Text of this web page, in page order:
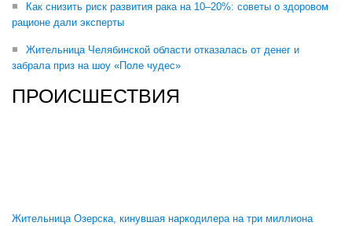
Как снизить риск развития рака на 10–20%: советы о здоровом
рационе дали эксперты
Жительница Челябинской области отказалась от денег и
забрала приз на шоу «Поле чудес»
ПРОИСШЕСТВИЯ
Жительница Озерска, кинувшая наркодилера на три миллиона